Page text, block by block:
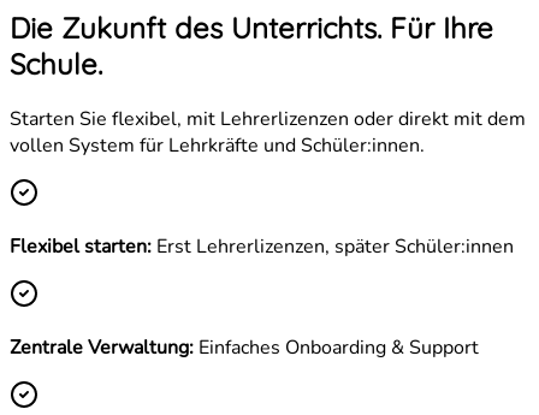
Die Zukunft des Unterrichts. Für Ihre
Schule.
Starten Sie flexibel, mit Lehrerlizenzen oder direkt mit dem
vollen System für Lehrkräfte und Schüler:innen.
Flexibel starten: Erst Lehrerlizenzen, später Schüler:innen
Zentrale Verwaltung: Einfaches Onboarding & Support